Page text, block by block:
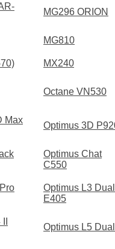
MG296 ORION
MG810
MX240
Octane VN530
Max
Optimus 3D
Optimus Chat
C550
Optimus L3 Dual
E405
Optimus L5 Dual